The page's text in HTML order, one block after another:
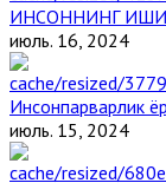
ИНСОННИНГ ИШИ
июль. 16, 2024
Инсонпарварлик
июль. 15, 2024